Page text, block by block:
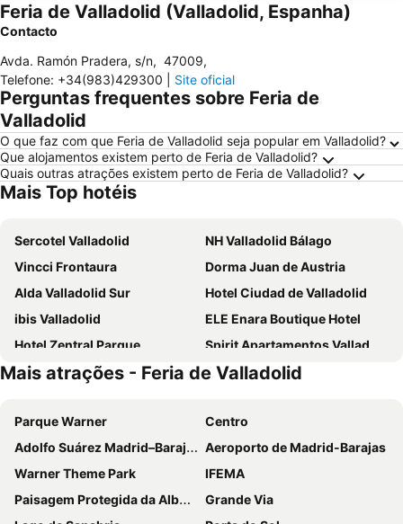
Feria de Valladolid (Valladolid, Espanha)
Contacto
Avda. Ramón Pradera, s/n, 47009,
Telefone: +34(983)429300 Site oficial
Perguntas frequentes sobre Feria de
Valladolid
O que faz com que Feria de Valladolid seja popular em Valladolid?
Que alojamentos existem perto de Feria de Valladolid?
Quais outras atrações existem perto de Feria de Valladolid?
Mais Top hotéis
Sercotel Valladolid
NH Valladolid Bálago
Vincci Frontaura
Dorma Juan de Austria
Alda Valladolid Sur
Hotel Ciudad de Valladolid
ibis Valladolid
ELE Enara Boutique Hotel
Hotel Zentral Parque
Spirit Apartamentos Valladolid Centro
Hotel Conde Ansúrez
Hotel Lasa Sport
Hotel Mozart
Hotel La Colina
Duero Hotel
Hotel Boutique Gareus
Nexus Valladolid Suites & Hotel
Hotel Olid
Polotel
Villa Augusta Spa & Garden
Mais atrações - Feria de Valladolid
Parque Warner
Centro
Adolfo Suárez Madrid–Barajas Airport
Aeroporto de Madrid-Barajas
Warner Theme Park
IFEMA
Paisagem Protegida da Albufeira do Azibo
Grande Via